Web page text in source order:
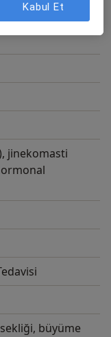
jinekomasti
büyüme
Kabul Et